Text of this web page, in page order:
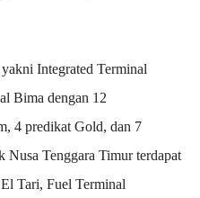
Integrated Terminal
Bima dengan 12
4 predikat Gold, dan 7
Nusa Tenggara Timur terdapat
Tari, Fuel Terminal